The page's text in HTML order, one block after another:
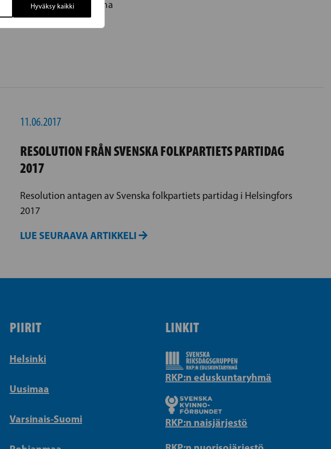
Hyväksy kaikki
kokoomus on mukana
11.06.2017
RESOLUTION FRÅN SVENSKA FOLKPARTIETS PARTIDAG
2017
Resolution antagen av Svenska folkpartiets partidag i Helsingfors
2017
LUE SEURAAVA ARTIKKELI
PIIRIT
Helsinki
Uusimaa
Varsinais-Suomi
LINKIT
RKP:n eduskuntaryhmä
RKP:n naisjärjestö